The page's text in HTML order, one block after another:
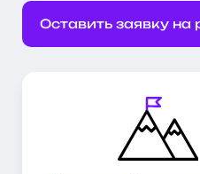
Оставить заявку на